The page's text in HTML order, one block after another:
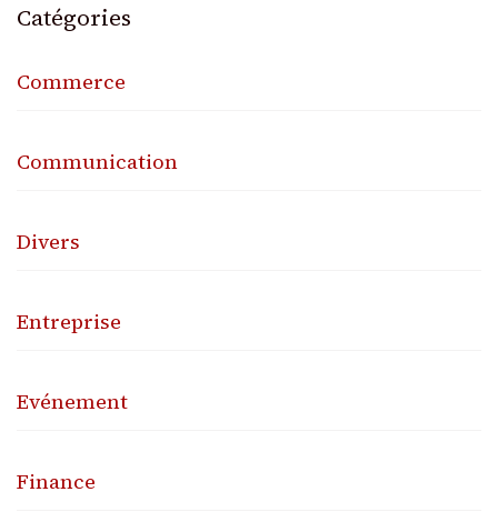
Catégories
Commerce
Communication
Divers
Entreprise
Evénement
Finance